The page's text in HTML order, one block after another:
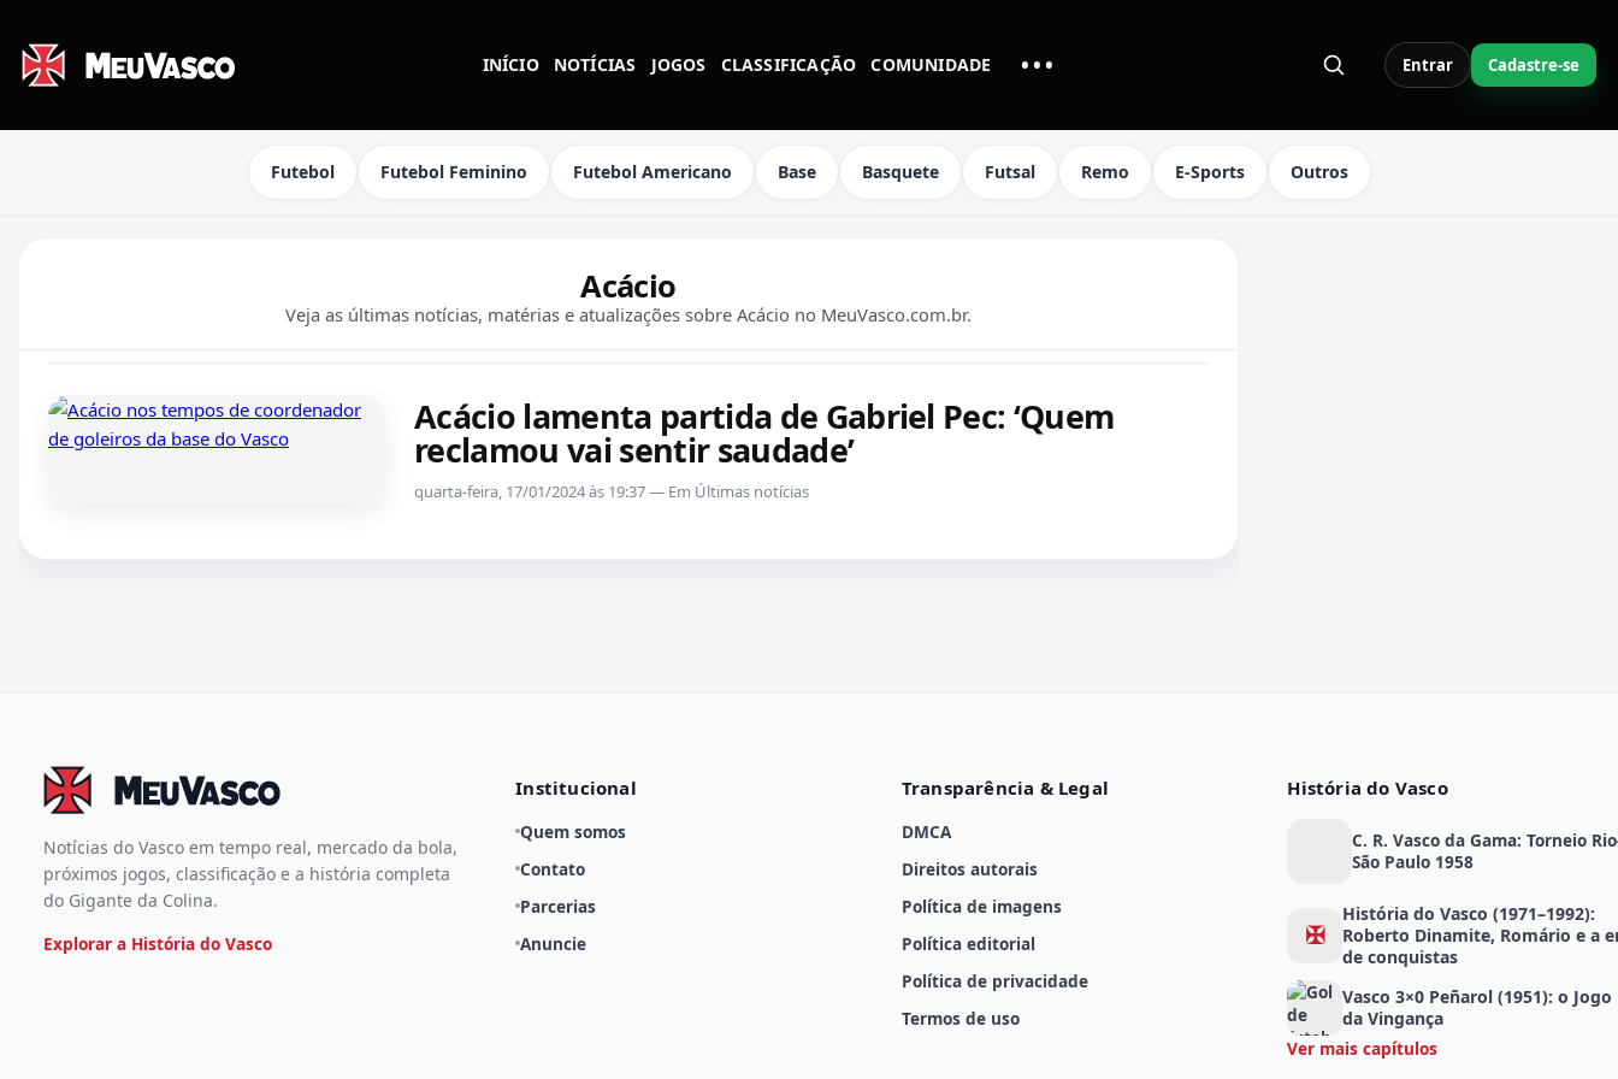
INÍCIO NOTÍCIAS JOGOS CLASSIFICAÇÃO COMUNIDADE •••MAIS LINKS DO MENU Entrar Cadastre-se
Futebol Futebol Feminino Futebol Americano Base Basquete Futsal Remo E-Sports Outros
Acácio
Veja as últimas notícias, matérias e atualizações sobre Acácio no MeuVasco.com.br.
Acácio lamenta partida de Gabriel Pec: ‘Quem
reclamou vai sentir saudade’
quarta-feira, 17/01/2024 às 19:37 — Em Últimas notícias
Notícias do Vasco em tempo real, mercado da bola,
próximos jogos, classificação e a história completa
do Gigante da Colina.
Explorar a História do Vasco
Institucional
Quem somos
Contato
Parcerias
Anuncie
Transparência & Legal
DMCA
Direitos autorais
Política de imagens
Política editorial
Política de privacidade
Termos de uso
História do Vasco
C. R. Vasco da Gama: Torneio
São Paulo 1958
✠
História do Vasco (1971–1992):
Roberto Dinamite, Romário e a
de conquistas
Vasco 3×0 Peñarol (1951): o Jogo
da Vingança
Ver mais capítulos